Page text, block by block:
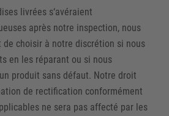
livrées s‘avéraient
après notre inspection, nous
de choisir à notre discrétion si nous
en les réparant ou si nous
produit sans défaut. Notre droit
de rectification conformément
ne sera pas affecté par les